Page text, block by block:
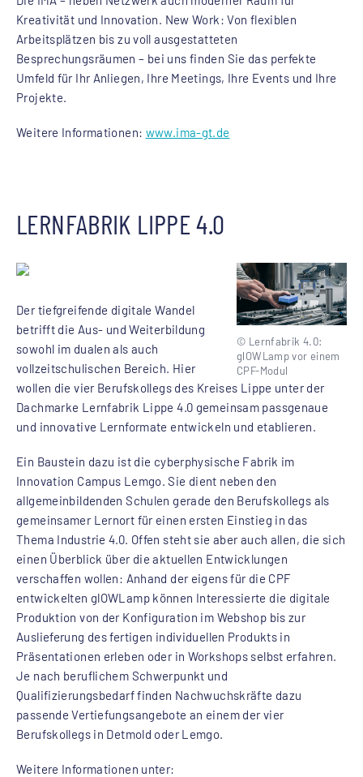
Kreativität und Innovation. New Work: Von flexiblen
Arbeitsplätzen bis zu voll ausgestatteten
Besprechungsräumen – bei uns finden Sie das perfekte
Umfeld für Ihr Anliegen, Ihre Meetings, Ihre Events und Ihre
Projekte.
Weitere Informationen: www.ima-gt.de
LERNFABRIK LIPPE 4.0
© Lernfabrik 4.0:
glOWLamp vor einem
CPF-Modul
Der tiefgreifende digitale Wandel
betrifft die Aus- und Weiterbildung
sowohl im dualen als auch
vollzeitschulischen Bereich. Hier
wollen die vier Berufskollegs des Kreises Lippe unter der
Dachmarke Lernfabrik Lippe 4.0 gemeinsam passgenaue
und innovative Lernformate entwickeln und etablieren.
Ein Baustein dazu ist die cyberphysische Fabrik im
Innovation Campus Lemgo. Sie dient neben den
allgemeinbildenden Schulen gerade den Berufskollegs als
gemeinsamer Lernort für einen ersten Einstieg in das
Thema Industrie 4.0. Offen steht sie aber auch allen, die sich
einen Überblick über die aktuellen Entwicklungen
verschaffen wollen: Anhand der eigens für die CPF
entwickelten glOWLamp können Interessierte die digitale
Produktion von der Konfiguration im Webshop bis zur
Auslieferung des fertigen individuellen Produkts in
Präsentationen erleben oder in Workshops selbst erfahren.
Je nach beruflichem Schwerpunkt und
Qualifizierungsbedarf finden Nachwuchskräfte dazu
passende Vertiefungsangebote an einem der vier
Berufskollegs in Detmold oder Lemgo.
Weitere Informationen unter: